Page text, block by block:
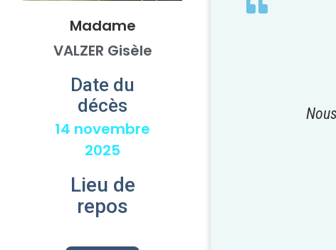
Madame
VALZER Gisèle
Date du
décès
14 novembre
2025
Lieu de
repos